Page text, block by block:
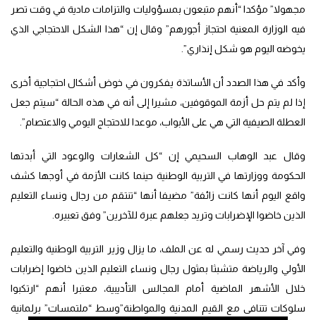
مجهولا” مؤكدا “أنهم متبعون بمسؤوليات والتزامات مادية في وقت تصر
فيه الوزارة المعنية احتجاز أجورهم” وقال إن “هذا الشكل الاحتجاجي الذي
يخوضه اليوم هو شكل إنذاري”.
وأكد في هذا الصدد أن الأساتذة يفكرون في خوض أشكال احتجاجية أخرى
إذا لم يتم حل أزمة الموقوفين، مشيرا إلى أنه في هذه الحالة “سيتم جعل
العطلة الصيفية التي هي على الأبواب، موعدا للاحتجاج اليومي والاعتصام”.
وقال عبد الوهاب السحيمي إن “كل الشعارات والوعود التي أبدتها
الحكومة ووزارتها في التربية الوطنية حينما كانت الأزمة في أوجها كشف
واقع اليوم أنها كانت زائفة” مضيفا أنها “تنتقم من رجال ونساء التعليم
الذين خاضوا الإضرابات وتريد جعلهم عبرة للآخرين” وفق تعبيره.
وفي آخر حديث رسمي له عن الملف، ما يزال وزير التربية الوطنية والتعليم
الأولي والرياضة متشبثا بمثول رجال ونساء التعليم الذين خاضوا إضرابات
خلال الأشهر الماضية أمام المجالس التأديبية، معتبرا أنهم “ارتكبوا
سلوكات تتنافى مع القيم المدنية والمواطنة”وسط “ملتمسات” برلمانية